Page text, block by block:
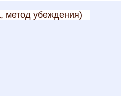
метод убеждения)